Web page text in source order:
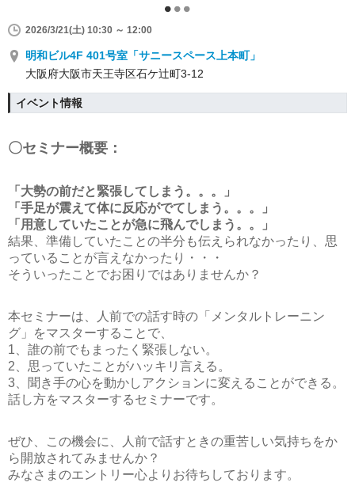
2026/3/21(土) 10:30 ～ 12:00
明和ビル4F 401号室「サニースペース上本町」
大阪府大阪市天王寺区石ケ辻町3-12
イベント情報
〇セミナー概要：
「大勢の前だと緊張してしまう。。。」
「手足が震えて体に反応がでてしまう。。。」
「用意していたことが急に飛んでしまう。。」
結果、準備していたことの半分も伝えられなかったり、思
っていることが言えなかったり・・・
そういったことでお困りではありませんか？
本セミナーは、人前での話す時の「メンタルトレーニン
グ」をマスターすることで、
1、誰の前でもまったく緊張しない。
2、思っていたことがハッキリ言える。
3、聞き手の心を動かしアクションに変えることができる。
話し方をマスターするセミナーです。
ぜひ、この機会に、人前で話すときの重苦しい気持ちをか
ら開放されてみませんか？
みなさまのエントリー心よりお待ちしております。